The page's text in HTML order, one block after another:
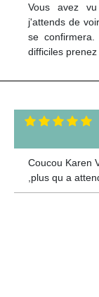
Vous avez
j'attends de
se
difficiles
Coucou Karen
,plus qu a